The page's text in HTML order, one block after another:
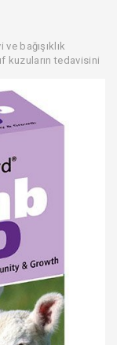
bağışıklık
kuzuların tedavisini